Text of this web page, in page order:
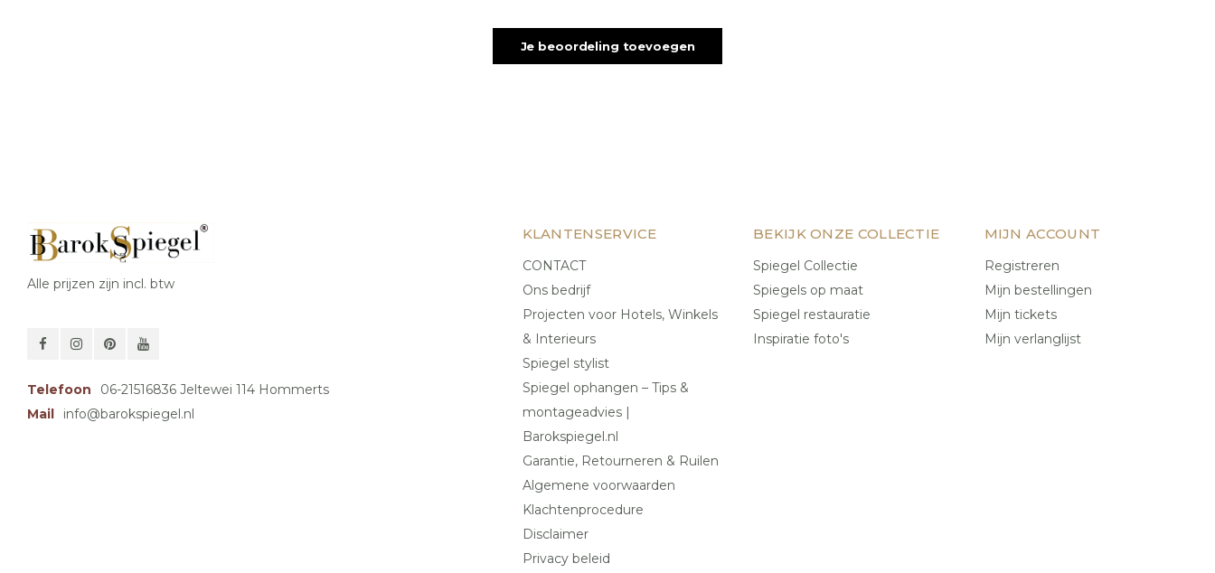
Je beoordeling toevoegen
Alle prijzen zijn incl. btw
Telefoon
06-21516836 Jeltewei 114 Hommerts
Mail
info@barokspiegel.nl
KLANTENSERVICE
CONTACT
Ons bedrijf
Projecten voor Hotels, Winkels
& Interieurs
Spiegel stylist
Spiegel ophangen – Tips &
montageadvies |
Barokspiegel.nl
Garantie, Retourneren & Ruilen
Algemene voorwaarden
Klachtenprocedure
Disclaimer
Privacy beleid
BEKIJK ONZE COLLECTIE
Spiegel Collectie
Spiegels op maat
Spiegel restauratie
Inspiratie foto's
MIJN ACCOUNT
Registreren
Mijn bestellingen
Mijn tickets
Mijn verlanglijst